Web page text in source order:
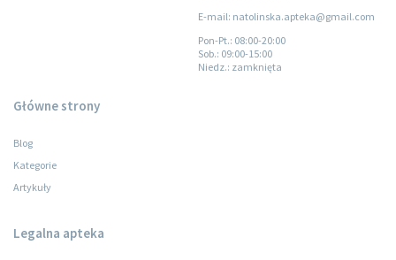
E-mail: natolinska.apteka@gmail.com
Pon-Pt.: 08:00-20:00
Sob.: 09:00-15:00
Niedz.: zamknięta
Główne strony
Blog
Kategorie
Artykuły
Legalna apteka